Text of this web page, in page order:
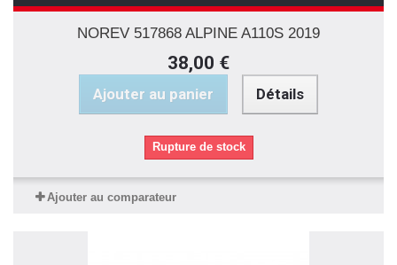
NOREV 517868 ALPINE A110S 2019
38,00 €
Ajouter au panier Détails
Rupture de stock
Ajouter au comparateur